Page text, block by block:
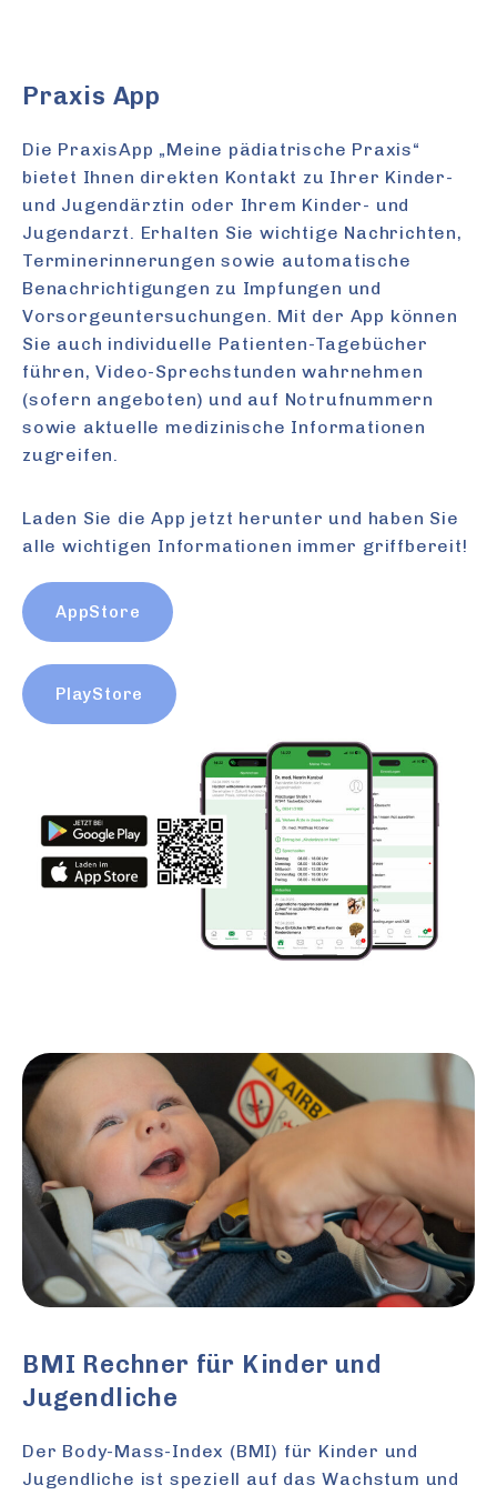
Praxis App
Die PraxisApp „Meine pädiatrische Praxis“
bietet Ihnen direkten Kontakt zu Ihrer Kinder-
und Jugendärztin oder Ihrem Kinder- und
Jugendarzt. Erhalten Sie wichtige Nachrichten,
Terminerinnerungen sowie automatische
Benachrichtigungen zu Impfungen und
Vorsorgeuntersuchungen. Mit der App können
Sie auch individuelle Patienten-Tagebücher
führen, Video-Sprechstunden wahrnehmen
(sofern angeboten) und auf Notrufnummern
sowie aktuelle medizinische Informationen
zugreifen.
Laden Sie die App jetzt herunter und haben Sie
alle wichtigen Informationen immer griffbereit!
AppStore
PlayStore
BMI Rechner für Kinder und
Jugendliche
Der Body-Mass-Index (BMI) für Kinder und
Jugendliche ist speziell auf das Wachstum und